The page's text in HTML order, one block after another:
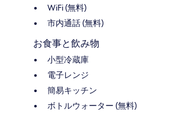
WiFi (無料)
市内通話 (無料)
お食事と飲み物
小型冷蔵庫
電子レンジ
簡易キッチン
ボトルウォーター (無料)